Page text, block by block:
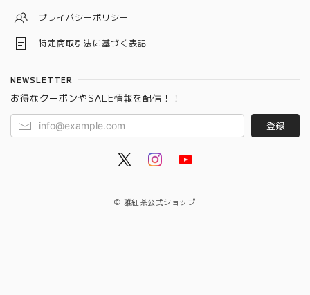
プライバシーポリシー
特定商取引法に基づく表記
NEWSLETTER
お得なクーポンやSALE情報を配信！！
登録
© 雅紅茶公式ショップ